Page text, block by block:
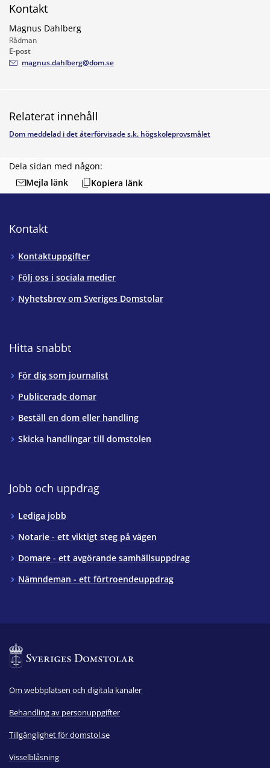
Dela sidan med någon:
Mejla länk
Kopiera länk
Kontakt
Magnus Dahlberg
Rådman
E-post
magnus.dahlberg@dom.se
Relaterat innehåll
Dom meddelad i det återförvisade s.k. högskoleprovsmålet
Kontakt
Kontaktuppgifter
Följ oss i sociala medier
Nyhetsbrev om Sveriges Domstolar
Hitta snabbt
För dig som journalist
Publicerade domar
Beställ en dom eller handling
Skicka handlingar till domstolen
Jobb och uppdrag
Lediga jobb
Notarie - ett viktigt steg på vägen
Domare - ett avgörande samhällsuppdrag
Nämndeman - ett förtroendeuppdrag
Om webbplatsen och digitala kanaler
Behandling av personuppgifter
Tillgänglighet för domstol.se
Visselblåsning